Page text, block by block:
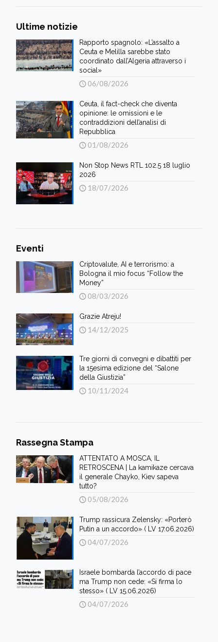
Ultime notizie
Rapporto spagnolo: «L’assalto a
Ceuta e Melilla sarebbe stato
coordinato dall’Algeria attraverso i
social»
06/08/2026
Ceuta, il fact-check che diventa
opinione: le omissioni e le
contraddizioni dell’analisi di
Repubblica
01/08/2026
Non Stop News RTL 102.5 18 luglio
2026
18/07/2026
Eventi
Criptovalute, AI e terrorismo: a
Bologna il mio focus “Follow the
Money”
08/03/2026
Grazie Atreju!
14/12/2025
Tre giorni di convegni e dibattiti per
la 15esima edizione del “Salone
della Giustizia”
10/11/2024
Rassegna Stampa
ATTENTATO A MOSCA, IL
RETROSCENA | La kamikaze cercava
il generale Chayko, Kiev sapeva
tutto?
05/08/2026
Trump rassicura Zelensky: «Porterò
Putin a un accordo» ( LV 17.06.2026)
04/07/2026
Israele bombarda l’accordo di pace
ma Trump non cede: «Si firma lo
stesso» ( LV 15.06.2026)
04/07/2026